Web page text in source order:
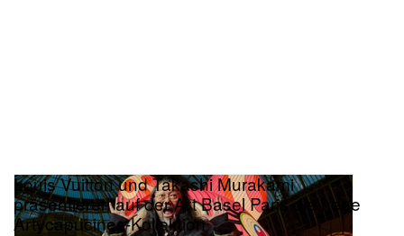
Louis Vuitton und Takashi Murakami
präsentieren auf der Art Basel Paris die neue
Artycapucines-Kollektion